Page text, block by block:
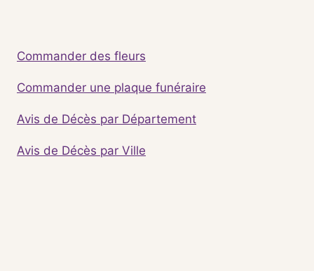
Commander des fleurs
Commander une plaque funéraire
Avis de Décès par Département
Avis de Décès par Ville